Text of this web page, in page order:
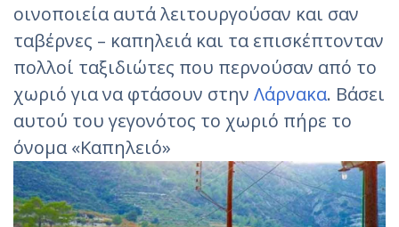
οινοποιεία αυτά λειτουργούσαν και σαν
ταβέρνες – καπηλειά και τα επισκέπτονταν
πολλοί ταξιδιώτες που περνούσαν από το
χωριό για να φτάσουν στην Λάρνακα. Βάσει
αυτού του γεγονότος το χωριό πήρε το
όνομα «Καπηλειό»